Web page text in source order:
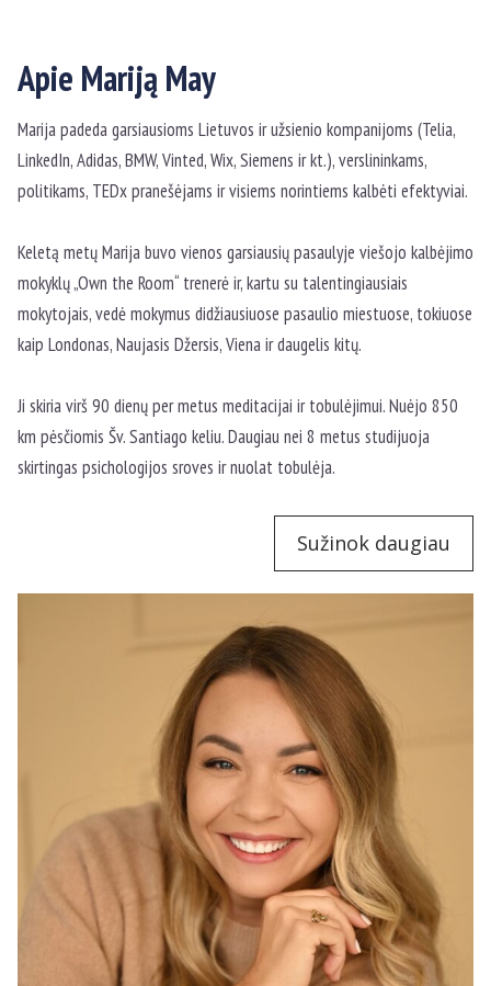
Apie Mariją May
Marija padeda garsiausioms Lietuvos ir užsienio kompanijoms (Telia,
LinkedIn, Adidas, BMW, Vinted, Wix, Siemens ir kt.), verslininkams,
politikams, TEDx pranešėjams ir visiems norintiems kalbėti efektyviai.
Keletą metų Marija buvo vienos garsiausių pasaulyje viešojo kalbėjimo
mokyklų „Own the Room“ trenerė ir, kartu su talentingiausiais
mokytojais, vedė mokymus didžiausiuose pasaulio miestuose, tokiuose
kaip Londonas, Naujasis Džersis, Viena ir daugelis kitų.
Ji skiria virš 90 dienų per metus meditacijai ir tobulėjimui. Nuėjo 850
km pėsčiomis Šv. Santiago keliu. Daugiau nei 8 metus studijuoja
skirtingas psichologijos sroves ir nuolat tobulėja.
Sužinok daugiau